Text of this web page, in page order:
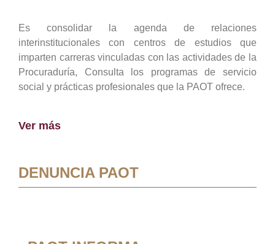
Es consolidar la agenda de relaciones
interinstitucionales con centros de estudios que
imparten carreras vinculadas con las actividades de la
Procuraduría, Consulta los programas de servicio
social y prácticas profesionales que la PAOT ofrece.
Ver más
DENUNCIA PAOT